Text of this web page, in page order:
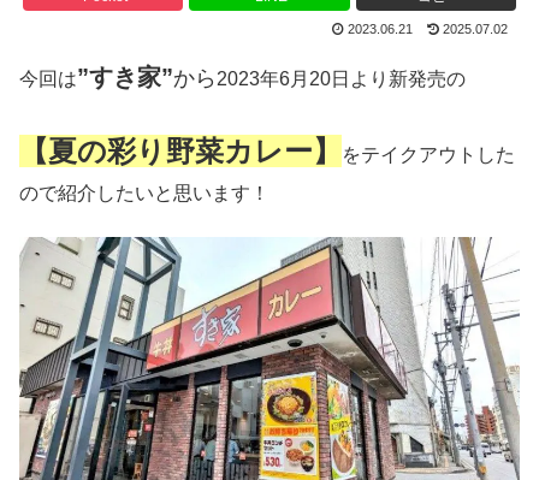
2023.06.21 2025.07.02
今回は”すき家”から 2023年6月20日より新発売の
【夏の彩り野菜カレー】
をテイクアウトした
ので紹介したいと思います！